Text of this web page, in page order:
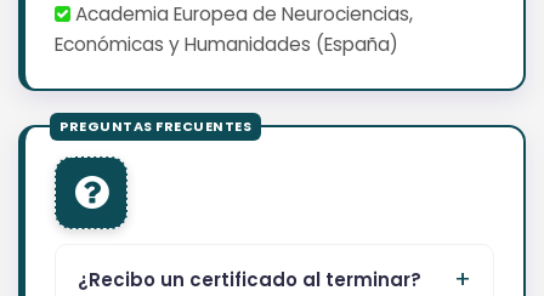
Academia Europea de Neurociencias,
Económicas y Humanidades (España)
¿Recibo un certificado al terminar?